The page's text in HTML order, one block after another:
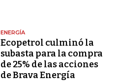
ENERGÍA
Ecopetrol culminó la
subasta para la compra
de 25% de las acciones
de Brava Energía